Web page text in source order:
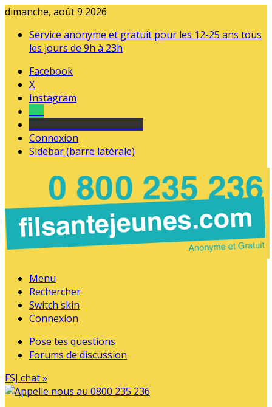
dimanche, août 9 2026
Service anonyme et gratuit pour les 12-25 ans tous
les jours de 9h à 23h
Facebook
X
Instagram
Connexion
Sidebar (barre latérale)
Menu
Rechercher
Switch skin
Connexion
Pose tes questions
Forums de discussion
FSJ chat »